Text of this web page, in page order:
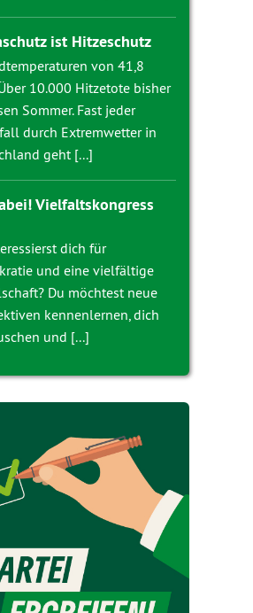
ist Hitzeschutz
von 41,8
10.000 Hitzetote bisher
Sommer. Fast jeder
durch Extremwetter in
geht [...]
Vielfaltskongress
dich für
und eine vielfältige
Du möchtest neue
kennenlernen, dich
und [...]